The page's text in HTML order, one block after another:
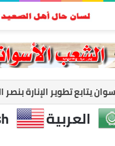
العربية